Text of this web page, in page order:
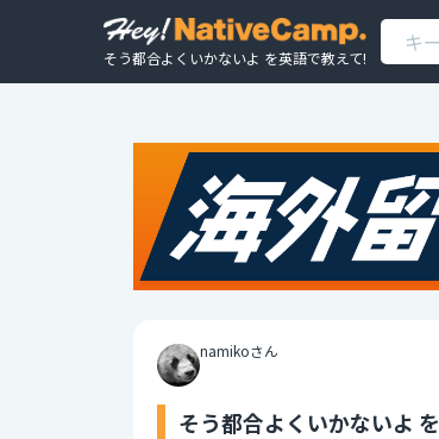
そう都合よくいかないよ を英語で教えて!
namikoさん
そう都合よくいかないよ